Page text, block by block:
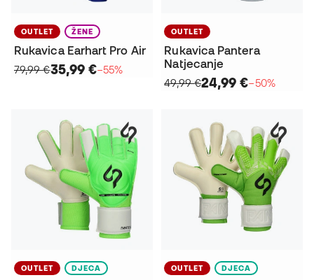
OUTLET ŽENE
Rukavica Earhart Pro Air
79,99 €35,99 €−55%
OUTLET
Rukavica Pantera
Natjecanje
49,99 €24,99 €−50%
OUTLET DJECA OUTLET DJECA